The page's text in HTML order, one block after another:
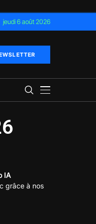
jeudi 6 août 2026
IA
grâce à nos